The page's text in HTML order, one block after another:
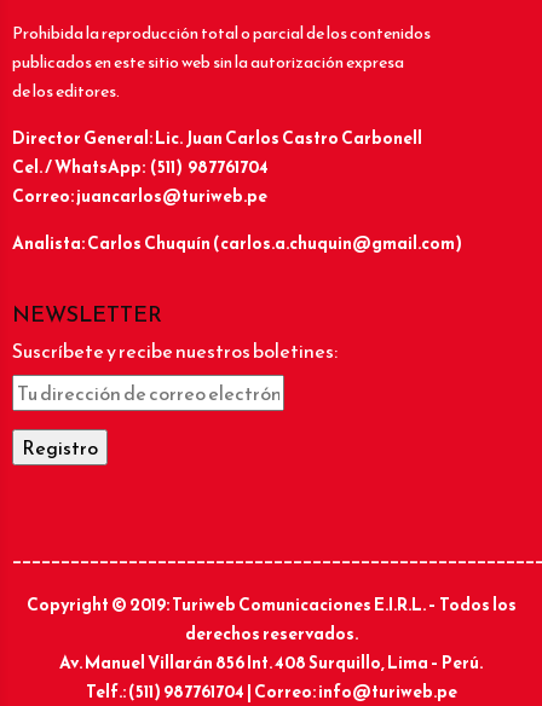
Prohibida la reproducción total o parcial de los contenidos
publicados en este sitio web sin la autorización expresa
de los editores.
Director General: Lic.Juan Carlos Castro Carbonell
Cel. / WhatsApp: (511) 987761704
Correo: juancarlos@turiweb.pe
Analista: Carlos Chuquín (carlos.a.chuquin@gmail.com)
NEWSLETTER
Suscríbete y recibe nuestros boletines:
Copyright © 2019: Turiweb Comunicaciones E.I.R.L. – Todos los
derechos reservados.
Av. Manuel Villarán 856 Int. 408 Surquillo, Lima – Perú.
Telf.: (511) 987761704 | Correo: info@turiweb.pe